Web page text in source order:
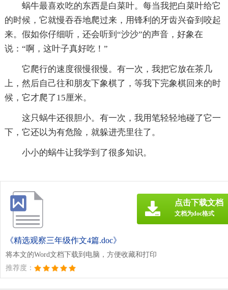
蜗牛最喜欢吃的东西是白菜叶。每当我把白菜叶给它
的时候，它就慢吞吞地爬过来，用锋利的牙齿兴奋到咬起
来。假如你仔细听，还会听到“沙沙”的声音，好象在
说：“啊，这叶子真好吃！”
它爬行的速度很慢很慢。有一次，我把它放在茶几
上，然后自己往和朋友下象棋了，等我下完象棋回来的时
候，它才爬了15厘米。
这只蜗牛还很胆小。有一次，我用笔轻轻地碰了它一
下，它还以为有危险，就躲进壳里往了。
小小的蜗牛让我学到了很多知识。
《精选观察三年级作文4篇.doc》
将本文的Word文档下载到电脑，方便收藏和打印
推荐度：
点击下载文档
文档为doc格式